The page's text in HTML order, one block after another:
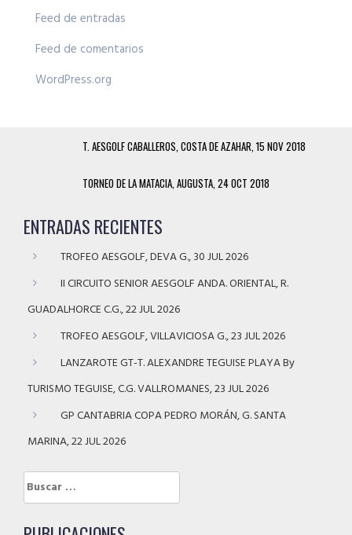
Feed de entradas
Feed de comentarios
WordPress.org
T. AESGOLF CABALLEROS, COSTA DE AZAHAR, 15 NOV 2018
TORNEO DE LA MATACIA, AUGUSTA, 24 OCT 2018
ENTRADAS RECIENTES
TROFEO AESGOLF, DEVA G., 30 JUL 2026
II CIRCUITO SENIOR AESGOLF ANDA. ORIENTAL, R.
GUADALHORCE C.G., 22 JUL 2026
TROFEO AESGOLF, VILLAVICIOSA G., 23 JUL 2026
LANZAROTE GT-T. ALEXANDRE TEGUISE PLAYA By
TURISMO TEGUISE, C.G. VALLROMANES, 23 JUL 2026
GP CANTABRIA COPA PEDRO MORÁN, G. SANTA
MARINA, 22 JUL 2026
Buscar: